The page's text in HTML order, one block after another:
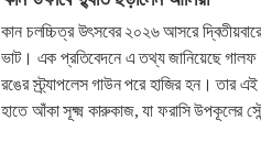
কান চলচ্চিত্র উৎসবের ২০২৬ আসরে
ভাট। এক প্রতিবেদনে এ তথ্য জানিয়েছে
রঙের স্ট্র্যাপলেস গাউন পরে হাজির হন। তার
হাতে আঁকা সূক্ষ্ম কারুকাজ, যা ফরাসি উপকূলের